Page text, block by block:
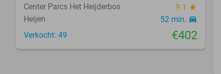
Center Parcs Het Heijderbos
9.1 star
Heijen 52 min. directions_car
Verkocht: 49 €402